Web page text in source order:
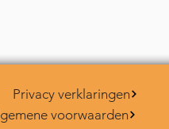
Privacy verklaringen
voorwaarden